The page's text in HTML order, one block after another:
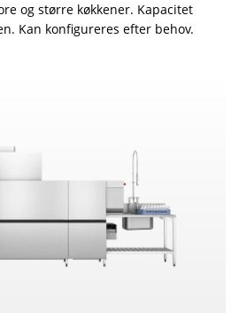
og større køkkener. Kapacitet
Kan konfigureres efter behov.